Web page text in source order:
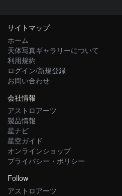
サイトマップ
ホーム
天体写真ギャラリーについて
利用規約
ログイン/新規登録
お問い合わせ
会社情報
アストロアーツ
製品情報
星ナビ
星空ガイド
オンラインショップ
プライバシー・ポリシー
Follow
アストロアーツ